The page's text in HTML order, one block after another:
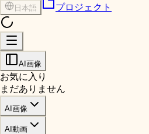
日本語 プロジェクト
AI画像
お気に入り
まだありません
AI画像
AI動画